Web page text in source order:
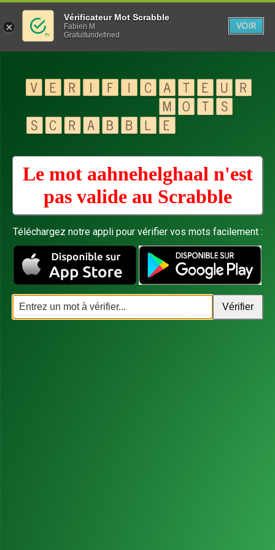
Le mot aahnehelghaal n'est
pas valide au Scrabble
Téléchargez notre appli pour vérifier vos mots facilement :
Vérificateur Mot Scrabble
Fabien M
Gratuitundefined
VOIR